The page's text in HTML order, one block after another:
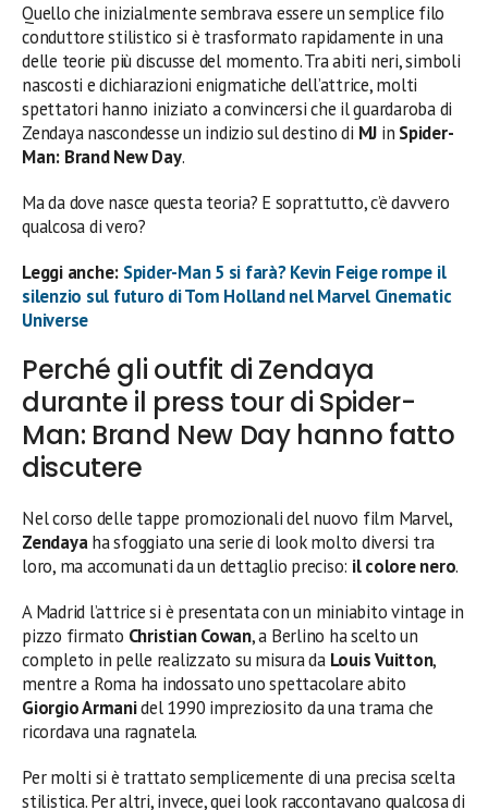
Quello che inizialmente sembrava essere un semplice filo
conduttore stilistico si è trasformato rapidamente in una
delle teorie più discusse del momento. Tra abiti neri, simboli
nascosti e dichiarazioni enigmatiche dell’attrice, molti
spettatori hanno iniziato a convincersi che il guardaroba di
Zendaya nascondesse un indizio sul destino di MJ in Spider-
Man: Brand New Day.
Ma da dove nasce questa teoria? E soprattutto, c’è davvero
qualcosa di vero?
Leggi anche: Spider-Man 5 si farà? Kevin Feige rompe il
silenzio sul futuro di Tom Holland nel Marvel Cinematic
Universe
Perché gli outfit di Zendaya
durante il press tour di Spider-
Man: Brand New Day hanno fatto
discutere
Nel corso delle tappe promozionali del nuovo film Marvel,
Zendayaha sfoggiato una serie di look molto diversi tra
loro, ma accomunati da un dettaglio preciso: il colore nero.
A Madrid l’attrice si è presentata con un miniabito vintage in
pizzo firmato Christian Cowan, a Berlino ha scelto un
completo in pelle realizzato su misura da Louis Vuitton,
mentre a Roma ha indossato uno spettacolare abito
Giorgio Armanidel 1990 impreziosito da una trama che
ricordava una ragnatela.
Per molti si è trattato semplicemente di una precisa scelta
stilistica. Per altri, invece, quei look raccontavano qualcosa di